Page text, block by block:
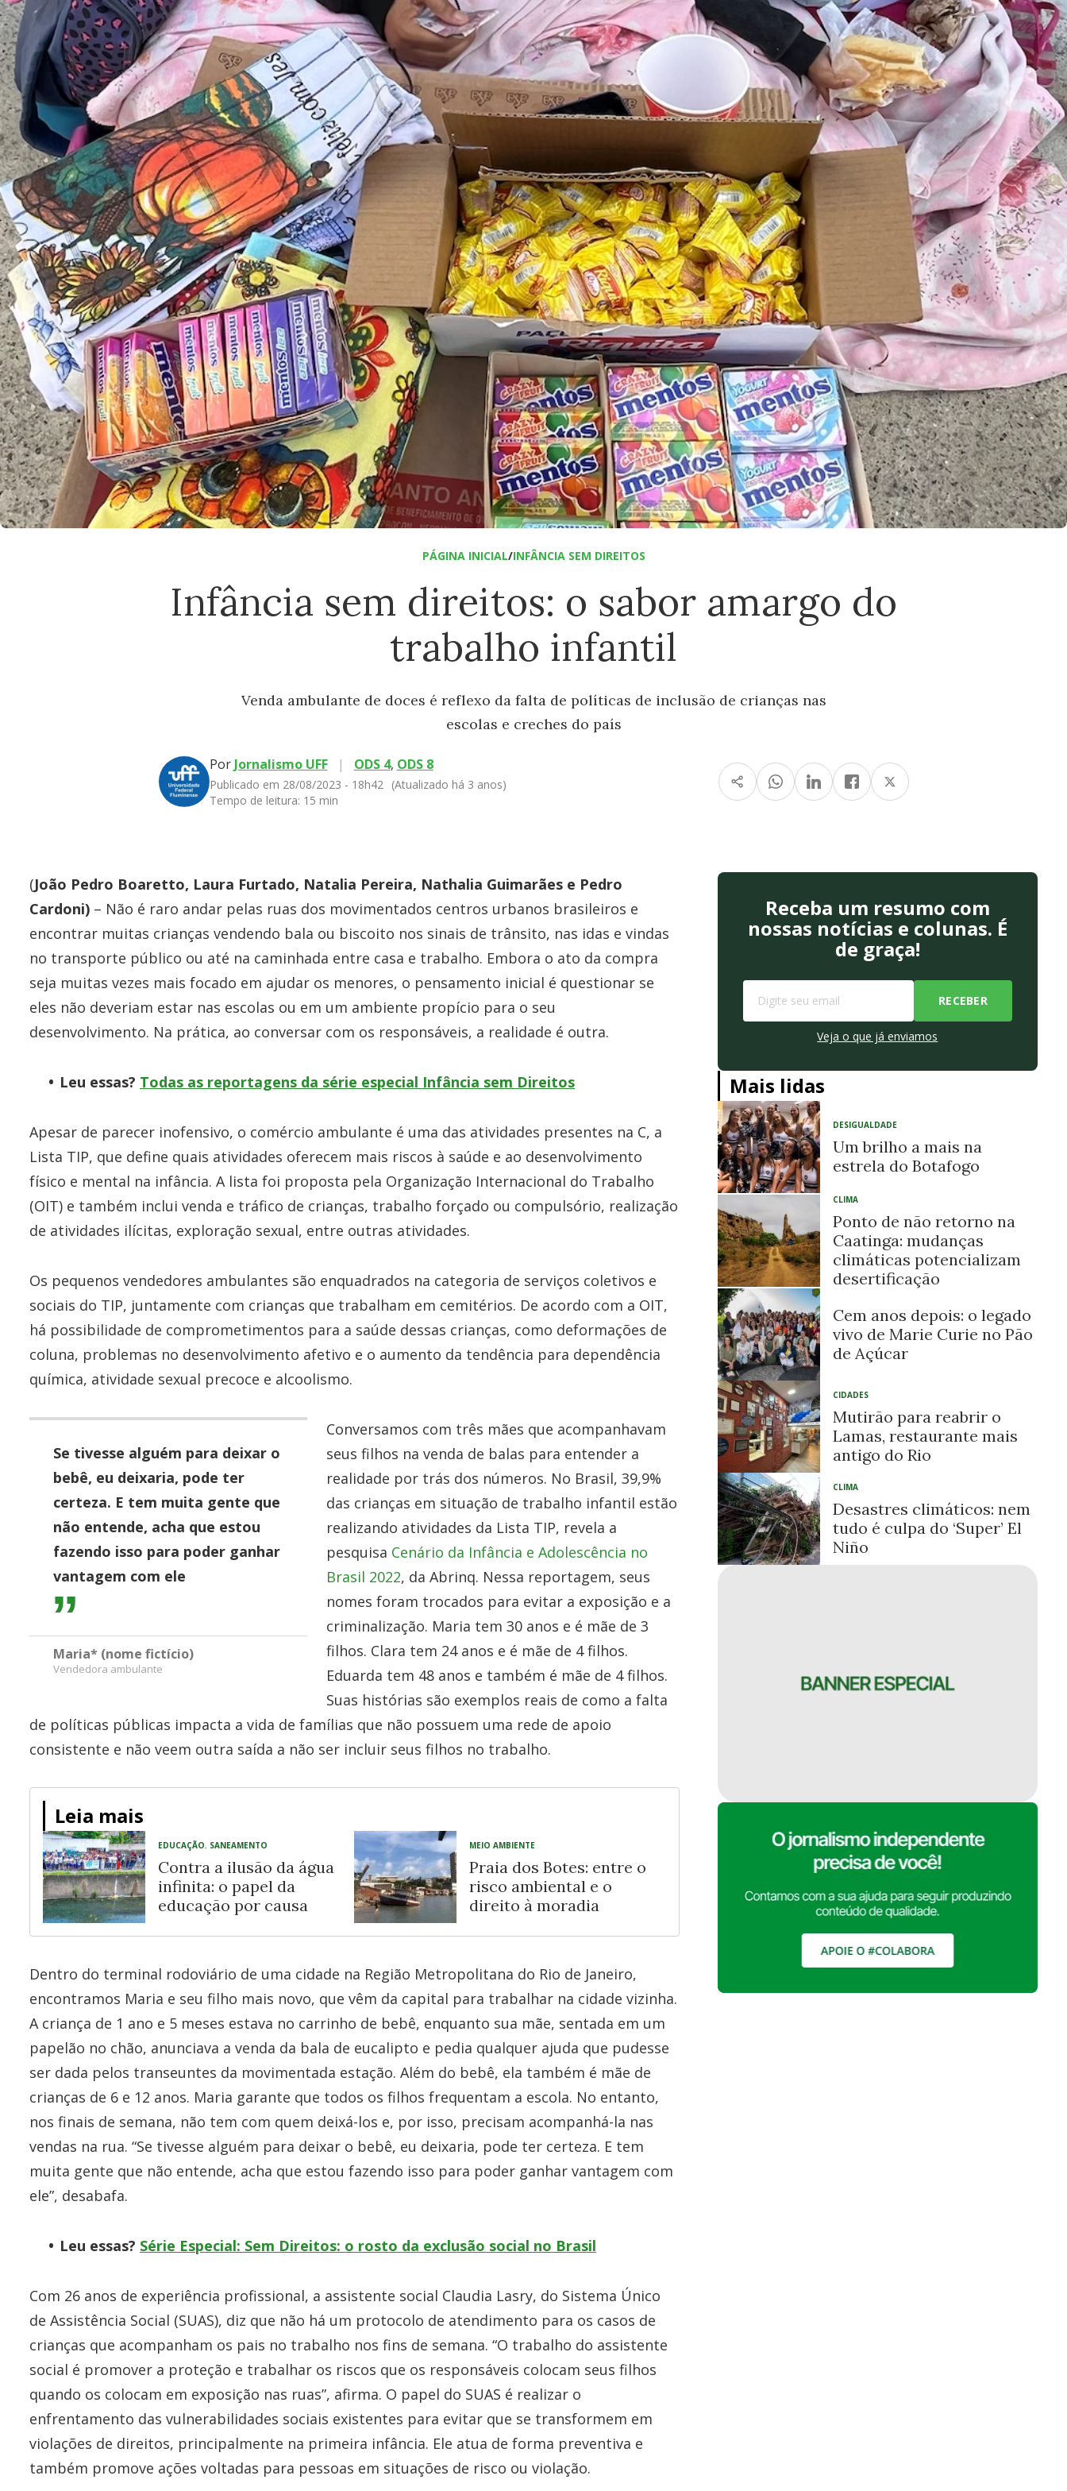
PÁGINA INICIAL/INFÂNCIA SEM DIREITOS
Infância sem direitos: o sabor amargo do
trabalho infantil
Venda ambulante de doces é reflexo da falta de políticas de inclusão de crianças nas
escolas e creches do país
Por Jornalismo UFF | ODS 4, ODS 8
Publicado em 28/08/2023 - 18h42
(Atualizado há 3 anos)
Tempo de leitura: 15 min
(João Pedro Boaretto, Laura Furtado, Natalia Pereira, Nathalia Guimarães e Pedro
Cardoni) – Não é raro andar pelas ruas dos movimentados centros urbanos brasileiros e
encontrar muitas crianças vendendo bala ou biscoito nos sinais de trânsito, nas idas e vindas
no transporte público ou até na caminhada entre casa e trabalho. Embora o ato da compra
seja muitas vezes mais focado em ajudar os menores, o pensamento inicial é questionar se
eles não deveriam estar nas escolas ou em um ambiente propício para o seu
desenvolvimento. Na prática, ao conversar com os responsáveis, a realidade é outra.
Leu essas? Todas as reportagens da série especial Infância sem Direitos
Apesar de parecer inofensivo, o comércio ambulante é uma das atividades presentes na C, a
Lista TIP, que define quais atividades oferecem mais riscos à saúde e ao desenvolvimento
físico e mental na infância. A lista foi proposta pela Organização Internacional do Trabalho
(OIT) e também inclui venda e tráfico de crianças, trabalho forçado ou compulsório, realização
de atividades ilícitas, exploração sexual, entre outras atividades.
Os pequenos vendedores ambulantes são enquadrados na categoria de serviços coletivos e
sociais do TIP, juntamente com crianças que trabalham em cemitérios. De acordo com a OIT,
há possibilidade de comprometimentos para a saúde dessas crianças, como deformações de
coluna, problemas no desenvolvimento afetivo e o aumento da tendência para dependência
química, atividade sexual precoce e alcoolismo.
Se tivesse alguém para deixar o
bebê, eu deixaria, pode ter
certeza. E tem muita gente que
não entende, acha que estou
fazendo isso para poder ganhar
vantagem com ele
Maria* (nome fictício)
Vendedora ambulante
Conversamos com três mães que acompanhavam
seus filhos na venda de balas para entender a
realidade por trás dos números. No Brasil, 39,9%
das crianças em situação de trabalho infantil estão
realizando atividades da Lista TIP, revela a
pesquisa Cenário da Infância e Adolescência no
Brasil 2022, da Abrinq. Nessa reportagem, seus
nomes foram trocados para evitar a exposição e a
criminalização. Maria tem 30 anos e é mãe de 3
filhos. Clara tem 24 anos e é mãe de 4 filhos.
Eduarda tem 48 anos e também é mãe de 4 filhos.
Suas histórias são exemplos reais de como a falta
de políticas públicas impacta a vida de famílias que não possuem uma rede de apoio
consistente e não veem outra saída a não ser incluir seus filhos no trabalho.
Leia mais
EDUCAÇÃO, SANEAMENTO
Contra a ilusão da água
infinita: o papel da
educação por causa
MEIO AMBIENTE
Praia dos Botes: entre o
risco ambiental e o
direito à moradia
Dentro do terminal rodoviário de uma cidade na Região Metropolitana do Rio de Janeiro,
encontramos Maria e seu filho mais novo, que vêm da capital para trabalhar na cidade vizinha.
A criança de 1 ano e 5 meses estava no carrinho de bebê, enquanto sua mãe, sentada em um
papelão no chão, anunciava a venda da bala de eucalipto e pedia qualquer ajuda que pudesse
ser dada pelos transeuntes da movimentada estação. Além do bebê, ela também é mãe de
crianças de 6 e 12 anos. Maria garante que todos os filhos frequentam a escola. No entanto,
nos finais de semana, não tem com quem deixá-los e, por isso, precisam acompanhá-la nas
vendas na rua. “Se tivesse alguém para deixar o bebê, eu deixaria, pode ter certeza. E tem
muita gente que não entende, acha que estou fazendo isso para poder ganhar vantagem com
ele”, desabafa.
Leu essas? Série Especial: Sem Direitos: o rosto da exclusão social no Brasil
Com 26 anos de experiência profissional, a assistente social Claudia Lasry, do Sistema Único
de Assistência Social (SUAS), diz que não há um protocolo de atendimento para os casos de
crianças que acompanham os pais no trabalho nos fins de semana. “O trabalho do assistente
social é promover a proteção e trabalhar os riscos que os responsáveis colocam seus filhos
quando os colocam em exposição nas ruas”, afirma. O papel do SUAS é realizar o
enfrentamento das vulnerabilidades sociais existentes para evitar que se transformem em
violações de direitos, principalmente na primeira infância. Ele atua de forma preventiva e
também promove ações voltadas para pessoas em situações de risco ou violação.
Receba um resumo com
nossas notícias e colunas. É
de graça!
Veja o que já enviamos
Mais lidas
DESIGUALDADE
Um brilho a mais na
estrela do Botafogo
CLIMA
Ponto de não retorno na
Caatinga: mudanças
climáticas potencializam
desertificação
Cem anos depois: o legado
vivo de Marie Curie no Pão
de Açúcar
CIDADES
Mutirão para reabrir o
Lamas, restaurante mais
antigo do Rio
CLIMA
Desastres climáticos: nem
tudo é culpa do ‘Super’ El
Niño